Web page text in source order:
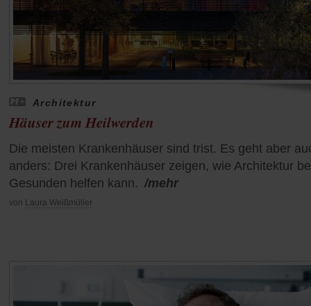
Architektur
Häuser zum Heilwerden
Die meisten Krankenhäuser sind trist. Es geht aber
anders: Drei Krankenhäuser zeigen, wie Architektur
Gesunden helfen kann. /mehr
von Laura Weißmüller